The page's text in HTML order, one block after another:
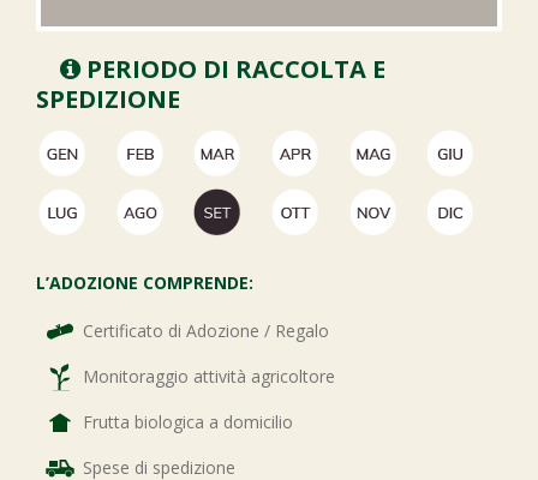
PERIODO DI RACCOLTA E
SPEDIZIONE
L’ADOZIONE COMPRENDE:
Certificato di Adozione / Regalo
Monitoraggio attività agricoltore
Frutta biologica a domicilio
Spese di spedizione